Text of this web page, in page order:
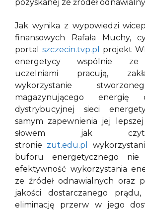
pozyskanej ze źródeł
Jak wynika z wypowiedzi
finansowych Rafała Muchy,
portal szczecin.tvp.pl
projekt
energetycy wspólnie ze
uczelniami pracują,
wykorzystanie
magazynującego energię
dystrybucyjnej sieci
samym zapewnienia jej
słowem jak
stronie zut.edu.pl
buforu energetycznego nie
efektywność wykorzystania
ze źródeł odnawialnych oraz
jakości dostarczanego
eliminację przerw w jego